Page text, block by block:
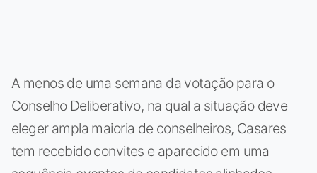
A menos de uma semana da votação para o
Conselho Deliberativo, na qual a situação deve
eleger ampla maioria de conselheiros, Casares
tem recebido convites e aparecido em uma